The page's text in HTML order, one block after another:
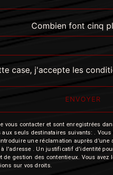
Combien font cinq
case, j'accepte les
ENVOYER
contacter et sont enregistrées
seuls destinataires suivants: .
une réclamation auprès
l'adresse . Un justificatif d'identité
gestion des contentieux. Vous
sur vos droits.